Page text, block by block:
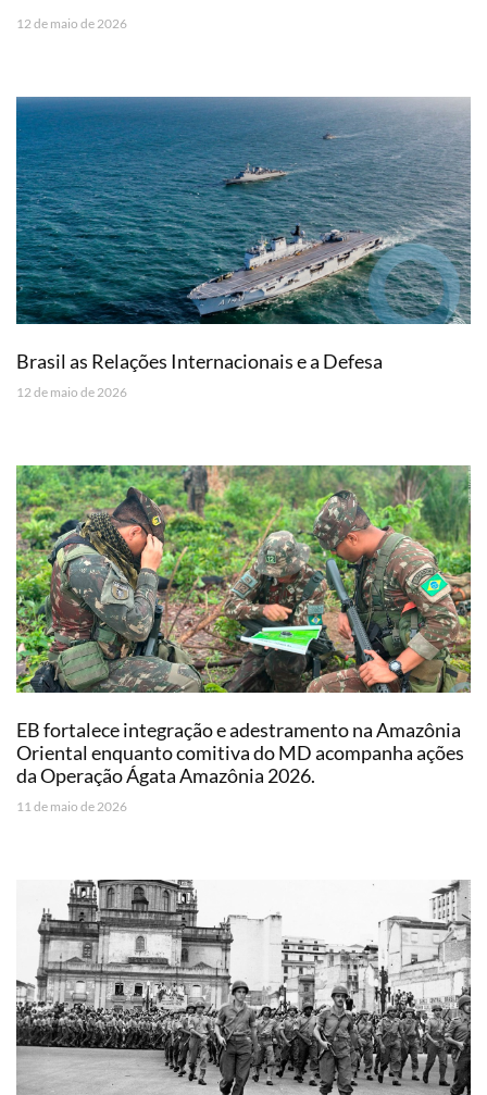
12 de maio de 2026
Brasil as Relações Internacionais e a Defesa
12 de maio de 2026
EB fortalece integração e adestramento na Amazônia
Oriental enquanto comitiva do MD acompanha ações
da Operação Ágata Amazônia 2026.
11 de maio de 2026